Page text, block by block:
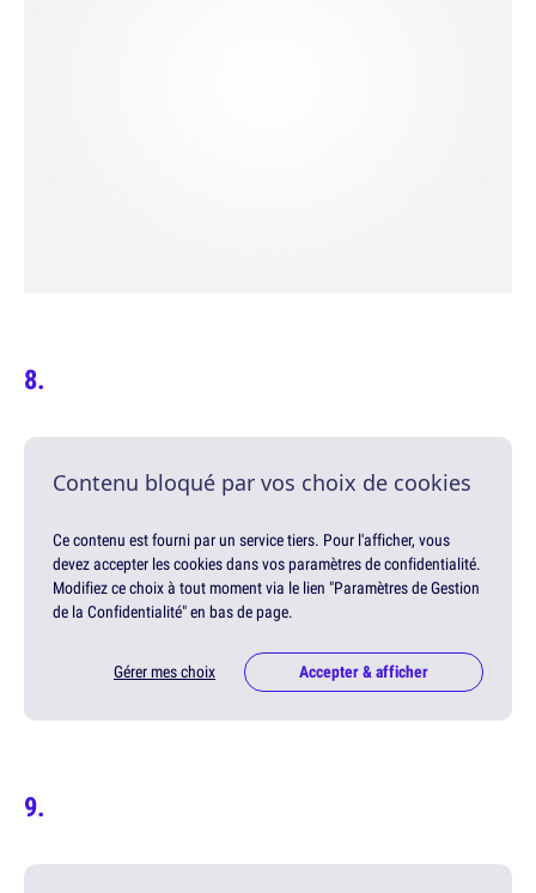
Contenu bloqué par vos choix de cookies
Ce contenu est fourni par un service tiers. Pour l'afficher, vous
devez accepter les cookies dans vos paramètres de confidentialité.
Modifiez ce choix à tout moment via le lien "Paramètres de Gestion
de la Confidentialité" en bas de page.
Gérer mes choix Accepter & afficher